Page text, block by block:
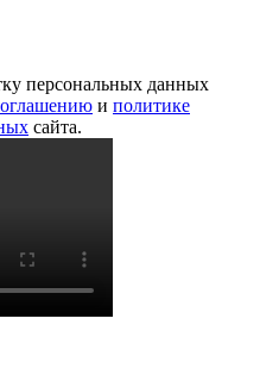
персональных данных
и политике
сайта.